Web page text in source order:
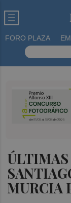
FORO PLAZA
MURCIA